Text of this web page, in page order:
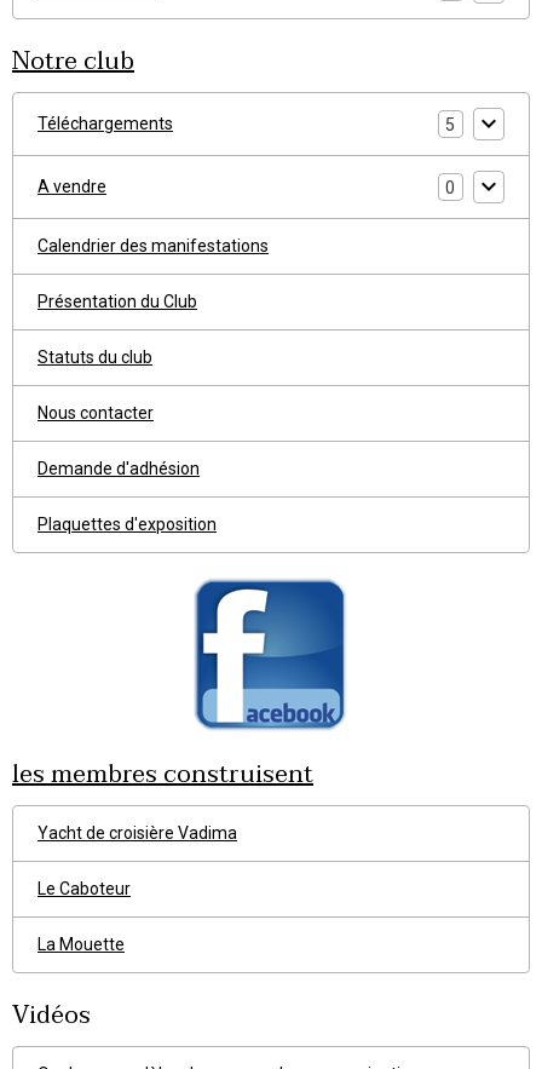
Notre club
Téléchargements 5
A vendre 0
Calendrier des manifestations
Présentation du Club
Statuts du club
Nous contacter
Demande d'adhésion
Plaquettes d'exposition
les membres construisent
Yacht de croisière Vadima
Le Caboteur
La Mouette
Vidéos